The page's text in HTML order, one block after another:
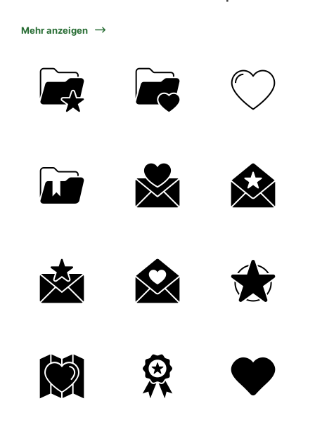
Mehr anzeigen